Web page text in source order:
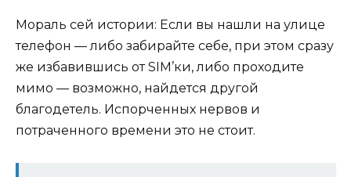
Мораль сей истории: Если вы нашли на улице
телефон — либо забирайте себе, при этом сразу
же избавившись от SIM’ки, либо проходите
мимо — возможно, найдется другой
благодетель. Испорченных нервов и
потраченного времени это не стоит.